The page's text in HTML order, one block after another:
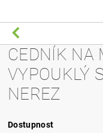
CEDNÍK NA
VYPOUKLÝ
NEREZ
Dostupnost